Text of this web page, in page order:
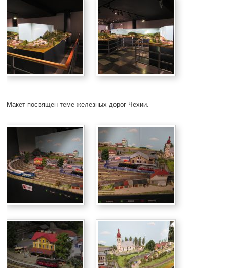
Макет посвящен теме железных дорог Чехии.